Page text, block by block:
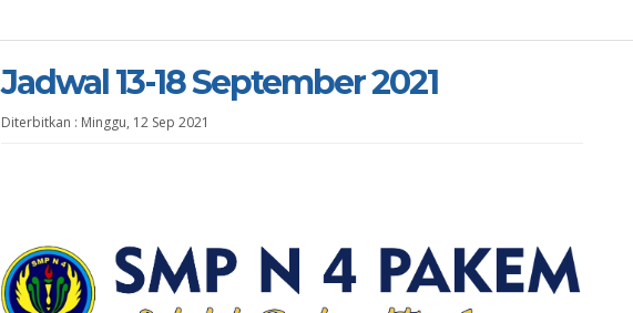
Jadwal 13-18 September 2021
Diterbitkan : Minggu, 12 Sep 2021